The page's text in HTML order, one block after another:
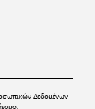
Δεδομένων